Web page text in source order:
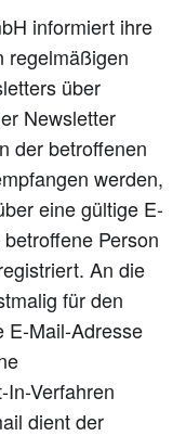
informiert ihre
regelmäßigen
über
Newsletter
der betroffenen
werden,
eine gültige E-
Person
An die
für den
E-Mail-Adresse
Verfahren
dient der